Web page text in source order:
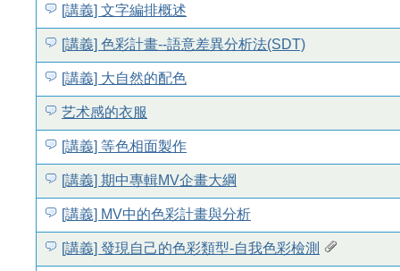
[講義] 文字編排概述
[講義] 色彩計畫--語意差異分析法(SDT)
[講義] 大自然的配色
艺术感的衣服
[講義] 等色相面製作
[講義] 期中專輯MV企畫大綱
[講義] MV中的色彩計畫與分析
[講義] 發現自己的色彩類型-自我色彩檢測